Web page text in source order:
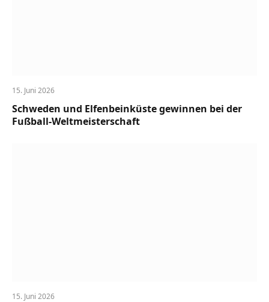
15. Juni 2026
Schweden und Elfenbeinküste gewinnen bei der
Fußball-Weltmeisterschaft
15. Juni 2026